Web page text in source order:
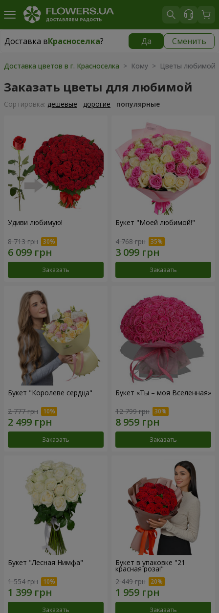
Доставка вКрасноселка? Да Сменить
Доставка вКрасноселка|
Доставка цветов в г. Красноселка > Кому > Цветы любимой
Заказать цветы для любимой
Cортировка: дешевые дорогие популярные
Удиви любимую!
8 713 грн
Заказать
Букет "Моей любимой!"
4 768 грн
Заказать
Букет "Королеве сердца"
2 777 грн
Заказать
Букет «Ты – моя Вселенная»
12 799 грн
Заказать
Букет "Лесная Нимфа"
1 554 грн
Заказать
Букет в упаковке "21
красная роза!"
2 449 грн
Заказать